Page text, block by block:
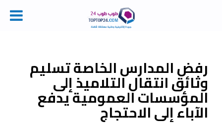
contentرفض المدارس الخاصة تسليم
وثائق انتقال التلاميذ إلى
المؤسسات العمومية يدفع
الآباء إلى الاحتجاج